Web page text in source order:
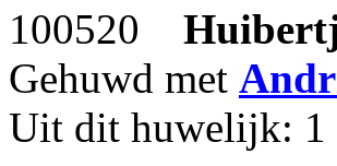
100520
Gehuwd met
Uit dit huwelijk: 1